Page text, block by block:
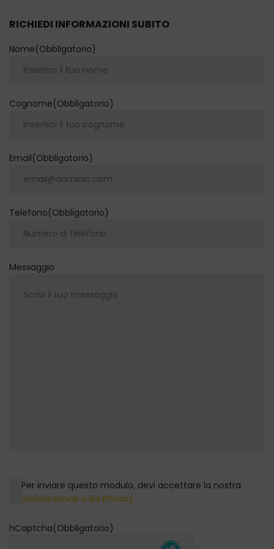
RICHIEDI INFORMAZIONI SUBITO
Nome(Obbligatorio)
Cognome(Obbligatorio)
Email(Obbligatorio)
Telefono(Obbligatorio)
Messaggio
Consenso
Per inviare questo modulo, devi accettare la nostra
Dichiarazione sulla Privacy
hCaptcha(Obbligatorio)